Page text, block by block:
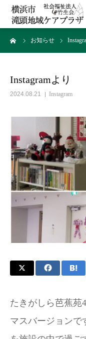
お知らせ
Instagramより
2024.08.21 Instagram
たきがしら芭蕉苑
マスバージョンで
HOME
施設概要
貸室
アクセス
お問い合わせ